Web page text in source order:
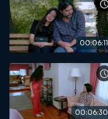
00:06:11
00:06:30